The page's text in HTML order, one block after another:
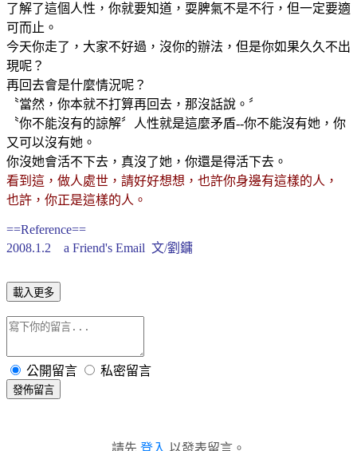
了解了這個人性，你就要知道，耍脾氣不是不行，但一定要適
可而止。
今天你走了，大家不好過，沒你的辦法，但是你如果久久不出
現呢？
再回去會是什麼情況呢？
〝當然，你本就不打算再回去，那沒話說。〞
〝你不能沒有的諒解〞人性就是這麼矛盾--你不能沒有她，你
又可以沒有她。
你沒她會活不下去，真沒了她，你還是得活下去。
看到這，做人處世，請好好想想，也許你身邊有這樣的人，
也許，你正是這樣的人。
==Reference==
2008.1.2 a Friend's Email 文/劉鏞
載入更多
公開留言 私密留言
發佈留言
請先 登入 以發表留言。